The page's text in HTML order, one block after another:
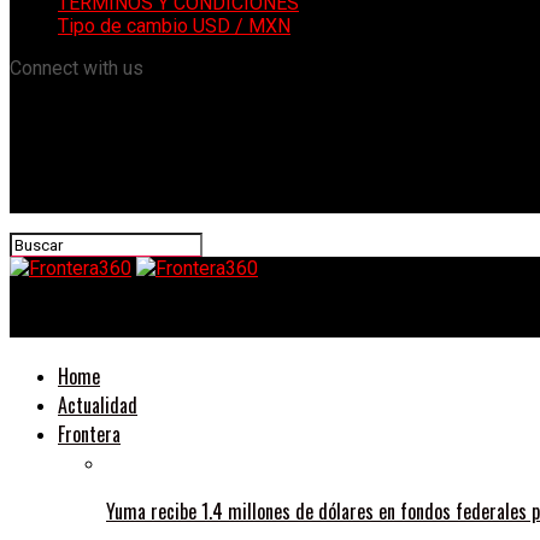
Tipo de cambio USD / MXN
Connect with us
Home
Actualidad
Frontera
Yuma recibe 1.4 millones de dólares en fondos federales